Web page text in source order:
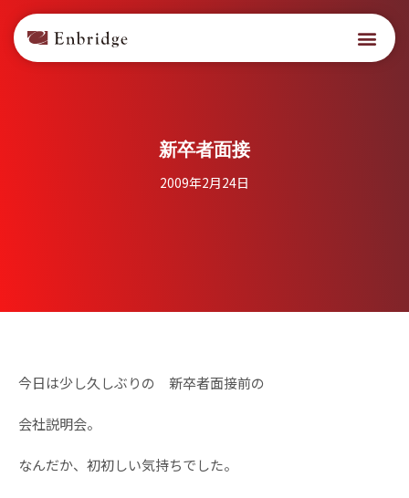
新卒者面接
2009年2月24日
今日は少し久しぶりの 新卒者面接前の
会社説明会。
なんだか、初初しい気持ちでした。